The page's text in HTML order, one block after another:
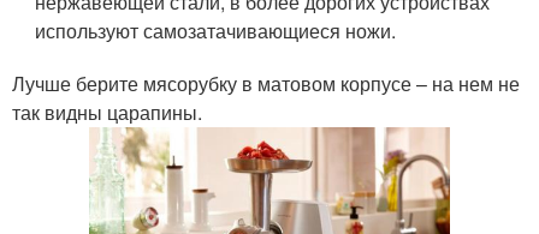
используют самозатачивающиеся ножи.
Лучше берите мясорубку в матовом корпусе – на нем не
так видны царапины.